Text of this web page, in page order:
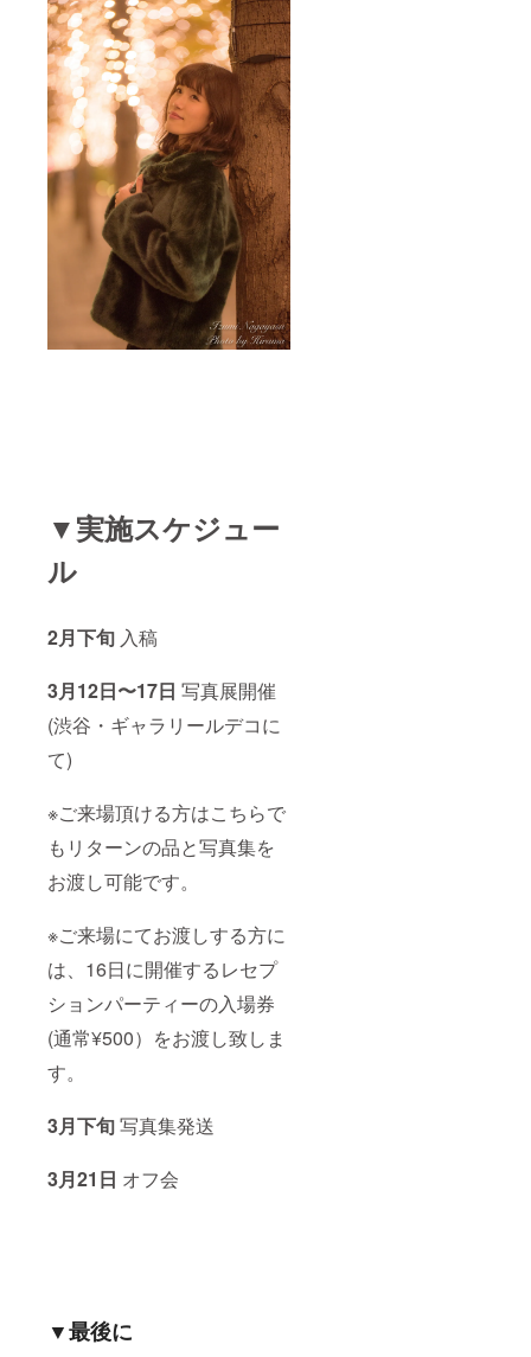
▼実施スケジュー
ル
2月下旬 入稿
3月12日〜17日 写真展開催
(渋谷・ギャラリールデコに
て)
※ご来場頂ける方はこちらで
もリターンの品と写真集を
お渡し可能です。
※ご来場にてお渡しする方に
は、16日に開催するレセプ
ションパーティーの入場券
(通常¥500）をお渡し致しま
す。
3月下旬写真集発送
3月21日 オフ会
▼最後に